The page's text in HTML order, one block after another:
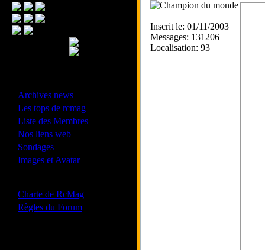
Archives news
Les tops de rcmag
Liste des Membres
Nos liens web
Sondages
Images et Avatar
Charte de RcMag
Règles du Forum
Inscrit le: 01/11/2003
Messages: 131206
Localisation: 93